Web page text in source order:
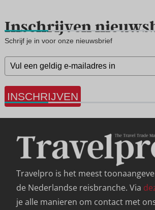
Inschrijven
Schrijf je in voor onze nieuwsbrief
INSCHRIJVEN
Travelpro is het meest
de Nederlandse reisbranche. Via
je alle manieren om contact met